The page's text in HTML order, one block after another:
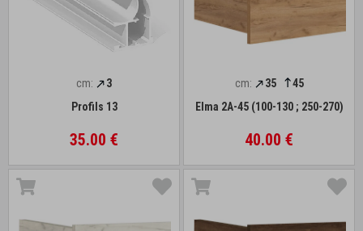
cm:
3
Profils 13
35.00 €
cm: 35
45
Elma 2A-45 (100-130 ; 250-270)
40.00 €